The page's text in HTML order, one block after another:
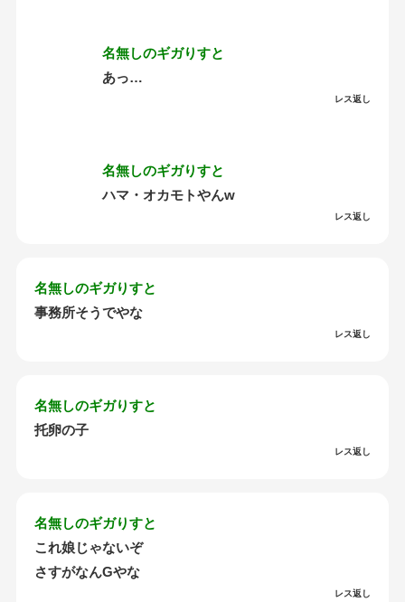
名無しのギガりすと
あっ…
レス返し
名無しのギガりすと
ハマ・オカモトやんw
レス返し
名無しのギガりすと
事務所そうでやな
レス返し
名無しのギガりすと
托卵の子
レス返し
名無しのギガりすと
これ娘じゃないぞ
さすがなんGやな
レス返し